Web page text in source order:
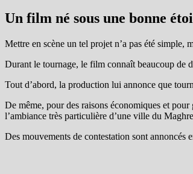
Un film né sous une bonne
Mettre en scène un tel projet n’a pas été
Durant le tournage, le film connaît beaucoup de
Tout d’abord, la production lui annonce que
De même, pour des raisons économiques et
l’ambiance très particulière d’une ville du
Des mouvements de contestation sont annoncés